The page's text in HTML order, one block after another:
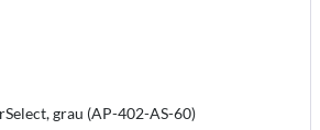
grau (AP-402-AS-60)